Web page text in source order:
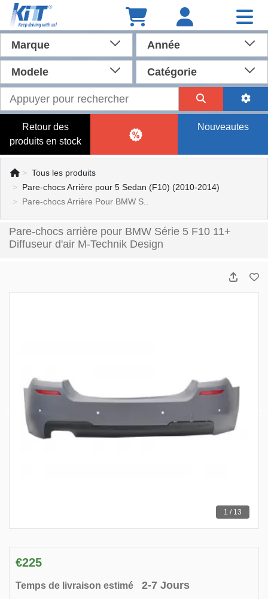
Marque Année
Modele Catégorie
Retour des
produits en stock
Nouveautes
Tous les produits
Pare-chocs Arrière pour 5 Sedan (F10) (2010-2014)
Pare-chocs Arrière Pour BMW S..
Pare-chocs arrière pour BMW Série 5 F10 11+
Diffuseur d'air M-Technik Design
1 / 13
€225
Temps de livraison estimé
2-7 Jours